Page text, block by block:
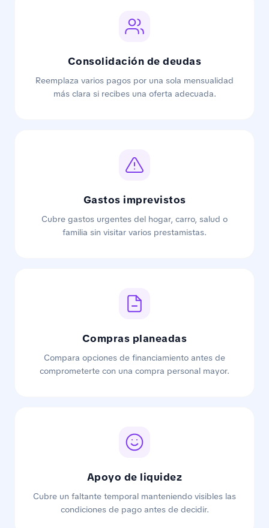
Consolidación de deudas
Reemplaza varios pagos por una sola mensualidad
más clara si recibes una oferta adecuada.
Gastos imprevistos
Cubre gastos urgentes del hogar, carro, salud o
familia sin visitar varios prestamistas.
Compras planeadas
Compara opciones de financiamiento antes de
comprometerte con una compra personal mayor.
Apoyo de liquidez
Cubre un faltante temporal manteniendo visibles las
condiciones de pago antes de decidir.